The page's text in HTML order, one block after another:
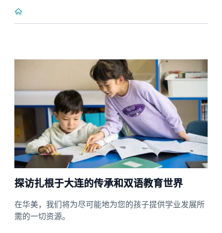
探访扎根于大连的传承和双语教育世界
在华美，我们将为尽可能地为您的孩子提供学业发展所
需的一切资源。